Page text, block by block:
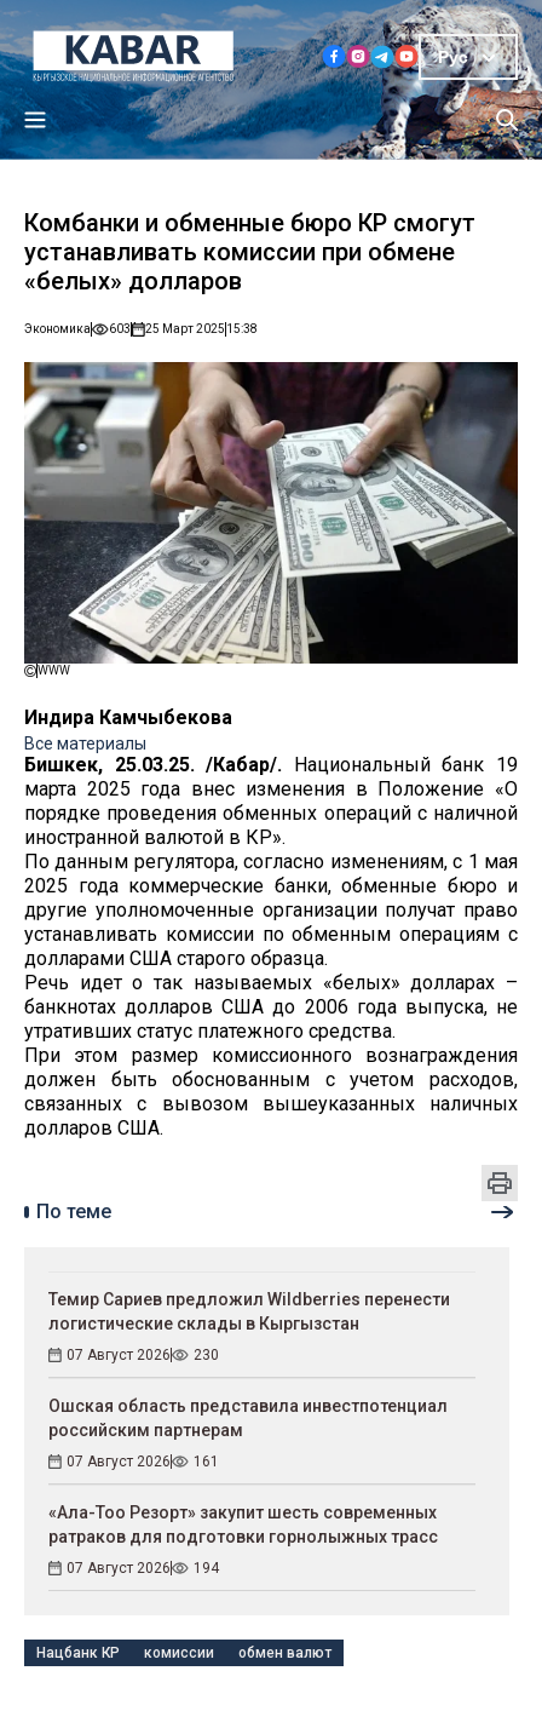
Рус
Комбанки и обменные бюро КР смогут
устанавливать комиссии при обмене
«белых» долларов
Экономика 603 25 Март 2025 15:38
WWW
Индира Камчыбекова
Все материалы
Бишкек, 25.03.25. /Кабар/. Национальный банк 19
марта 2025 года внес изменения в Положение «О
порядке проведения обменных операций с наличной
иностранной валютой в КР».
По данным регулятора, согласно изменениям, с 1 мая
2025 года коммерческие банки, обменные бюро и
другие уполномоченные организации получат право
устанавливать комиссии по обменным операциям с
долларами США старого образца.
Речь идет о так называемых «белых» долларах –
банкнотах долларов США до 2006 года выпуска, не
утративших статус платежного средства.
При этом размер комиссионного вознаграждения
должен быть обоснованным с учетом расходов,
связанных с вывозом вышеуказанных наличных
долларов США.
По теме
Темир Сариев предложил Wildberries перенести
логистические склады в Кыргызстан
07 Август 2026 230
Ошская область представила инвестпотенциал
российским партнерам
07 Август 2026 161
«Ала-Тоо Резорт» закупит шесть современных
ратраков для подготовки горнолыжных трасс
07 Август 2026 194
Нацбанк КР комиссии обмен валют